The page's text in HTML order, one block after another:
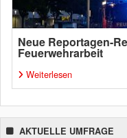
Neue Reportagen-
Feuerwehrarbeit
Weiterlesen
AKTUELLE UMFRAGE